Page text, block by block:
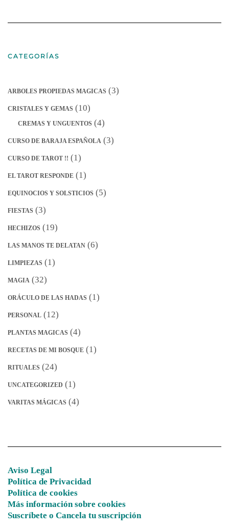
CATEGORÍAS
ARBOLES PROPIEDAS MAGICAS (3)
CRISTALES Y GEMAS (10)
CREMAS Y UNGUENTOS (4)
CURSO DE BARAJA ESPAÑOLA (3)
CURSO DE TAROT !! (1)
EL TAROT RESPONDE (1)
EQUINOCIOS Y SOLSTICIOS (5)
FIESTAS (3)
HECHIZOS (19)
LAS MANOS TE DELATAN (6)
LIMPIEZAS (1)
MAGIA (32)
ORÁCULO DE LAS HADAS (1)
PERSONAL (12)
PLANTAS MAGICAS (4)
RECETAS DE MI BOSQUE (1)
RITUALES (24)
UNCATEGORIZED (1)
VARITAS MÁGICAS (4)
Aviso Legal
Política de Privacidad
Política de cookies
Más información sobre cookies
Suscríbete o Cancela tu suscripción